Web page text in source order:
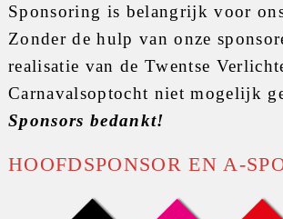
Sponsoring is belangrijk voor
Zonder de hulp van onze
realisatie van de Twentse
Carnavalsoptocht niet mogelijk
Sponsors bedankt!
HOOFDSPONSOR EN A-